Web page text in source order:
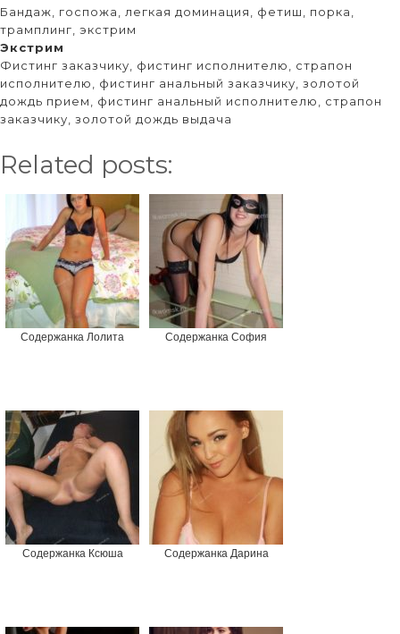
Бандаж, госпожа, легкая доминация, фетиш, порка,
трамплинг, экстрим
Экстрим
Фистинг заказчику, фистинг исполнителю, страпон
исполнителю, фистинг анальный заказчику, золотой
дождь прием, фистинг анальный исполнителю, страпон
заказчику, золотой дождь выдача
Related posts:
Содержанка Лолита Содержанка София
Содержанка Ксюша Содержанка Дарина